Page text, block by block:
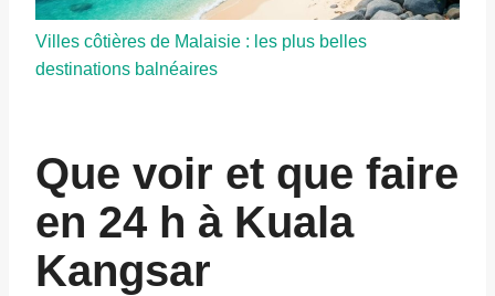
Villes côtières de Malaisie : les plus belles
destinations balnéaires
Que voir et que faire
en 24 h à Kuala
Kangsar